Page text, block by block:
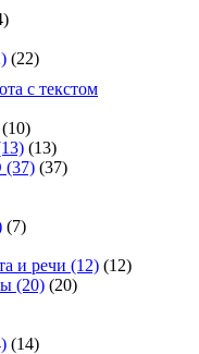
(22)
с текстом
(10)
(13)
(37) (37)
(7)
и речи (12) (12)
(20) (20)
(14)